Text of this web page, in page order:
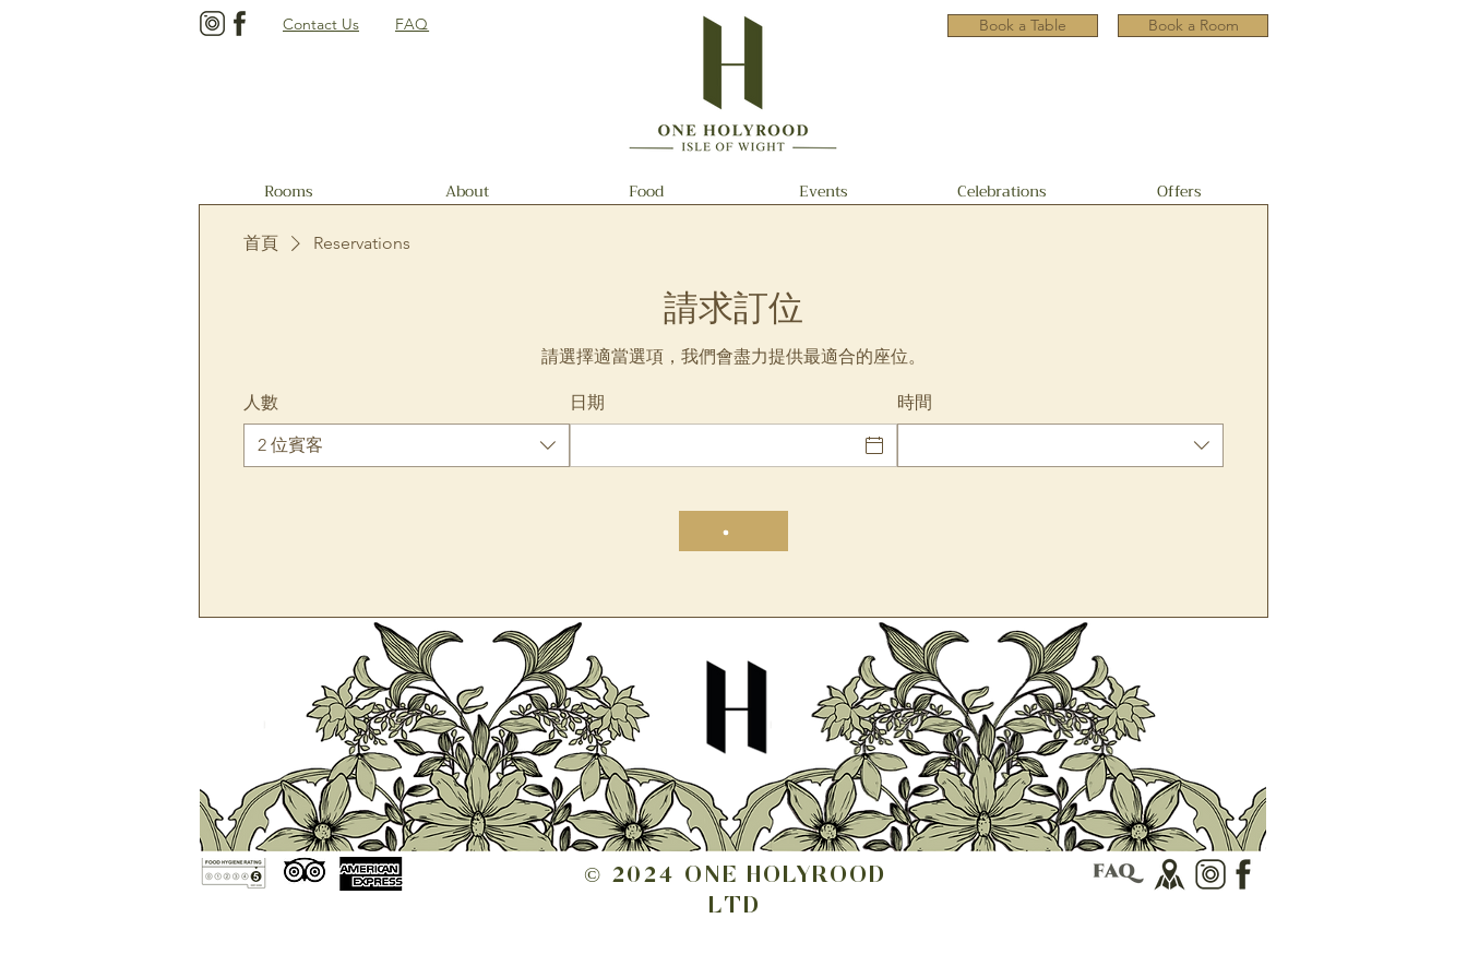
Contact Us FAQ Book a Table Book a Room
Rooms About Food Events Celebrations Offers
首頁 Reservations
請求訂位
請選擇適當選項，我們會盡力提供最適合的座位。
人數
2 位賓客
日期 時間
© 2024 ONE HOLYROOD
LTD